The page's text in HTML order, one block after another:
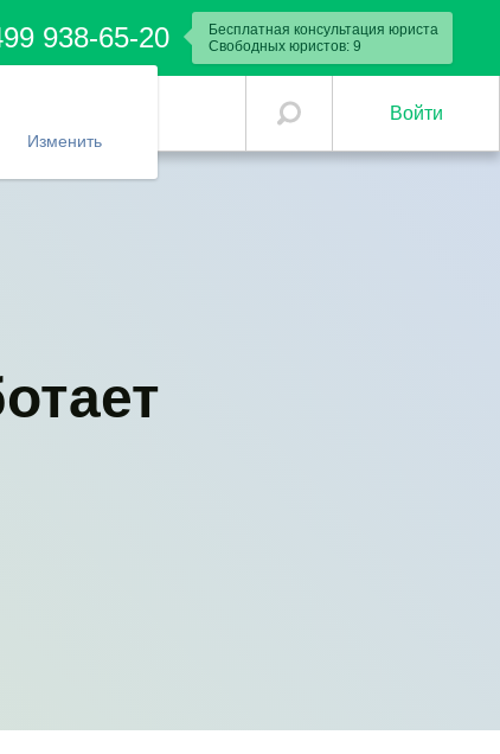
Изменить
938-65-20
Бесплатная консультация юриста
Свободных юристов: 9
Войти